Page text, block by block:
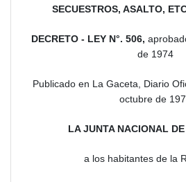
SECUESTROS, ASALTO,
DECRETO - LEY N°. 506,
de 1974
Publicado en La Gaceta, Diario
octubre de
LA JUNTA NACIONAL
a los habitantes de la